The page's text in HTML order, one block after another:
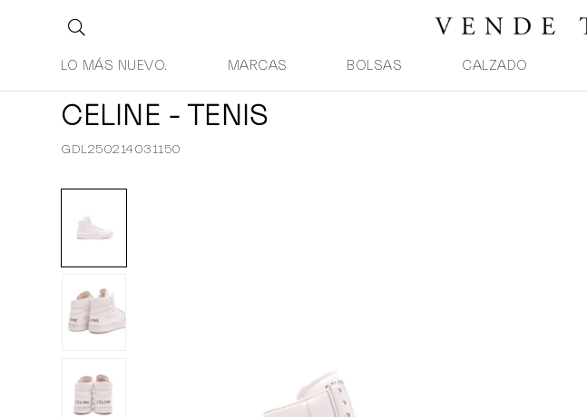
LO MÁS NUEVO. MARCAS BOLSAS CALZADO
CELINE - TENIS
GDL250214031150